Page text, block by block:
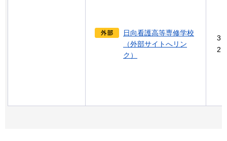
日向看護高等専修学校
（外部サイトへリン
ク）
3
2